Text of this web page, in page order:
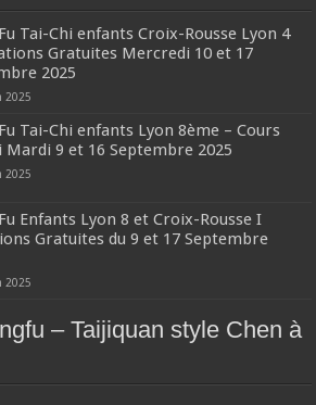
Tai-Chi enfants Croix-Rousse Lyon 4
Gratuites Mercredi 10 et 17
2025
2025
Tai-Chi enfants Lyon 8ème – Cours
Mardi 9 et 16 Septembre 2025
2025
Enfants Lyon 8 et Croix-Rousse I
Gratuites du 9 et 17 Septembre
2025
– Taijiquan style Chen à